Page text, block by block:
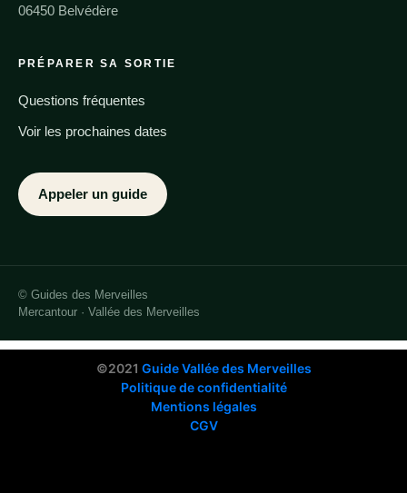
06450 Belvédère
PRÉPARER SA SORTIE
Questions fréquentes
Voir les prochaines dates
Appeler un guide
© Guides des Merveilles
Mercantour · Vallée des Merveilles
©2021 Guide Vallée des Merveilles
Politique de confidentialité
Mentions légales
CGV